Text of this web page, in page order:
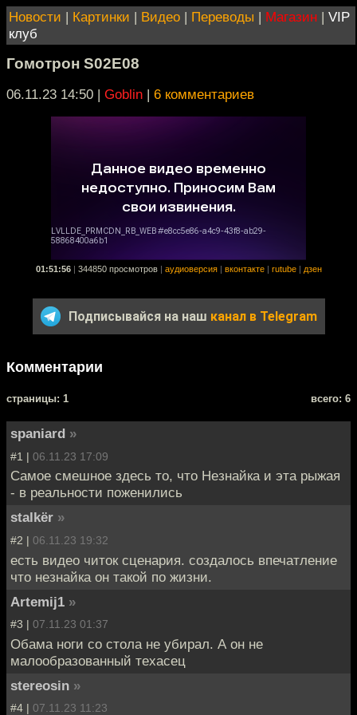
Новости | Картинки | Видео | Переводы | Магазин | VIP
клуб
Гомотрон S02E08
06.11.23 14:50 | Goblin | 6 комментариев
01:51:56 344850 просмотров аудиоверсия вконтакте rutube дзен
Подписывайся на наш канал в Telegram
Комментарии
cтраницы: 1 всего: 6
spaniard »
#1 | 06.11.23 17:09
Самое смешное здесь то, что Незнайка и эта рыжая
- в реальности поженились
stalkёr »
#2 | 06.11.23 19:32
есть видео читок сценария. создалось впечатление
что незнайка он такой по жизни.
Artemij1 »
#3 | 07.11.23 01:37
Обама ноги со стола не убирал. А он не
малообразованный техасец
stereosin »
#4 | 07.11.23 11:23